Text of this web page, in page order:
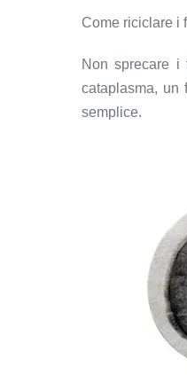
Come riciclare i
Non sprecare
cataplasma, un
semplice.